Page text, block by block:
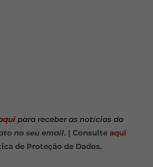
para receber as notícias da
no seu email. | Consulte aqui
de Proteção de Dados.